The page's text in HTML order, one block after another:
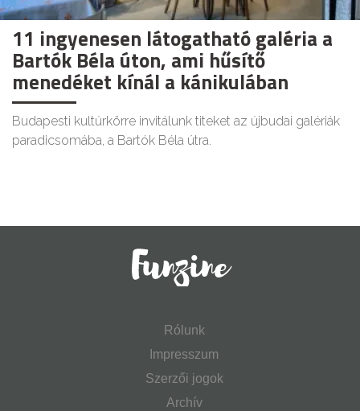
11 ingyenesen látogatható galéria a
Bartók Béla úton, ami hűsítő
menedéket kínál a kánikulában
Budapesti kultúrkörre invitálunk titeket az újbudai galériák
paradicsomába, a Bartók Béla útra.
Rólunk
Impresszum
Szerzői jogok
Archív